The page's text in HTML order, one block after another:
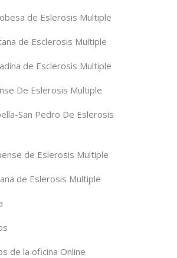
de Eslerosis Multiple
de Esclerosis Multiple
de Esclerosis Multiple
De Eslerosis Multiple
San Pedro De Eslerosis
de Eslerosis Multiple
de Eslerosis Multiple
de la oficina Online